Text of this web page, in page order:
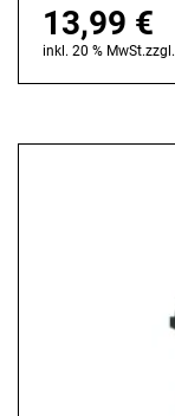
13,99 €
inkl. 20 % MwSt.zzgl.